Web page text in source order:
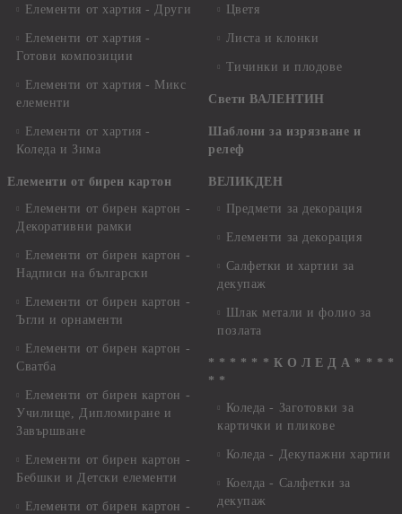
Елементи от хартия - Други
Елементи от хартия -
Готови композиции
Елементи от хартия - Микс
елементи
Елементи от хартия -
Коледа и Зима
Елементи от бирен картон
Елементи от бирен картон -
Декоративни рамки
Елементи от бирен картон -
Надписи на български
Елементи от бирен картон -
Ъгли и орнаменти
Елементи от бирен картон -
Сватба
Елементи от бирен картон -
Училище, Дипломиране и
Завършване
Елементи от бирен картон -
Бебшки и Детски елементи
Елементи от бирен картон -
Цветя
Листа и клонки
Тичинки и плодове
Свети ВАЛЕНТИН
Шаблони за изрязване и
релеф
ВЕЛИКДЕН
Предмети за декорация
Елементи за декорация
Салфетки и хартии за
декупаж
Шлак метали и фолио за
позлата
* * * * * * К О Л Е Д А * * * *
* *
Коледа - Заготовки за
картички и пликове
Коледа - Декупажни хартии
Коелда - Салфетки за
декупаж